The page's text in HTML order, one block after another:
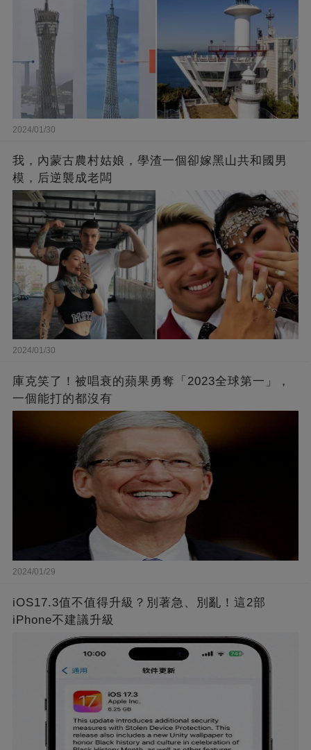
2024/01/30
我，內蒙古農村姑娘，學渣一個卻嫁黑山共和國男
模，后逆襲成老闆
2024/01/30
庫克笑了！被唱衰的蘋果勇奪「2023全球第一」，
一個能打的都沒有
2024/01/29
iOS17.3值不值得升級？別著急、別亂！這2部
iPhone不建議升級